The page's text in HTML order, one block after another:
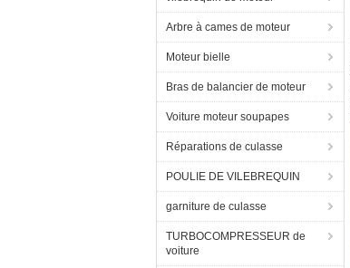
Arbre à cames de moteur
Moteur bielle
Bras de balancier de moteur
Voiture moteur soupapes
Réparations de culasse
POULIE DE VILEBREQUIN
garniture de culasse
TURBOCOMPRESSEUR de
voiture